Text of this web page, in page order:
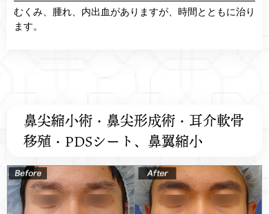
むくみ、腫れ、内出血がありますが、時間とともに治り
ます。
鼻尖縮小術・鼻尖形成術・耳介軟骨
移殖・PDSシート、鼻翼縮小